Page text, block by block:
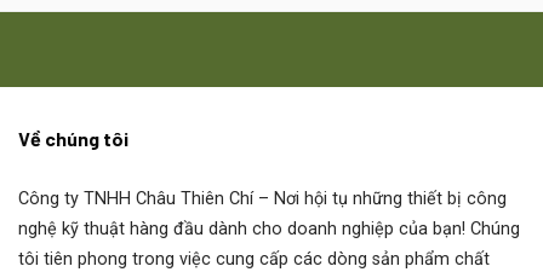
Về chúng tôi
Công ty TNHH Châu Thiên Chí– Nơi hội tụ những thiết bị công
nghệ kỹ thuật hàng đầu dành cho doanh nghiệp của bạn! Chúng
tôi tiên phong trong việc cung cấp các dòng sản phẩm chất